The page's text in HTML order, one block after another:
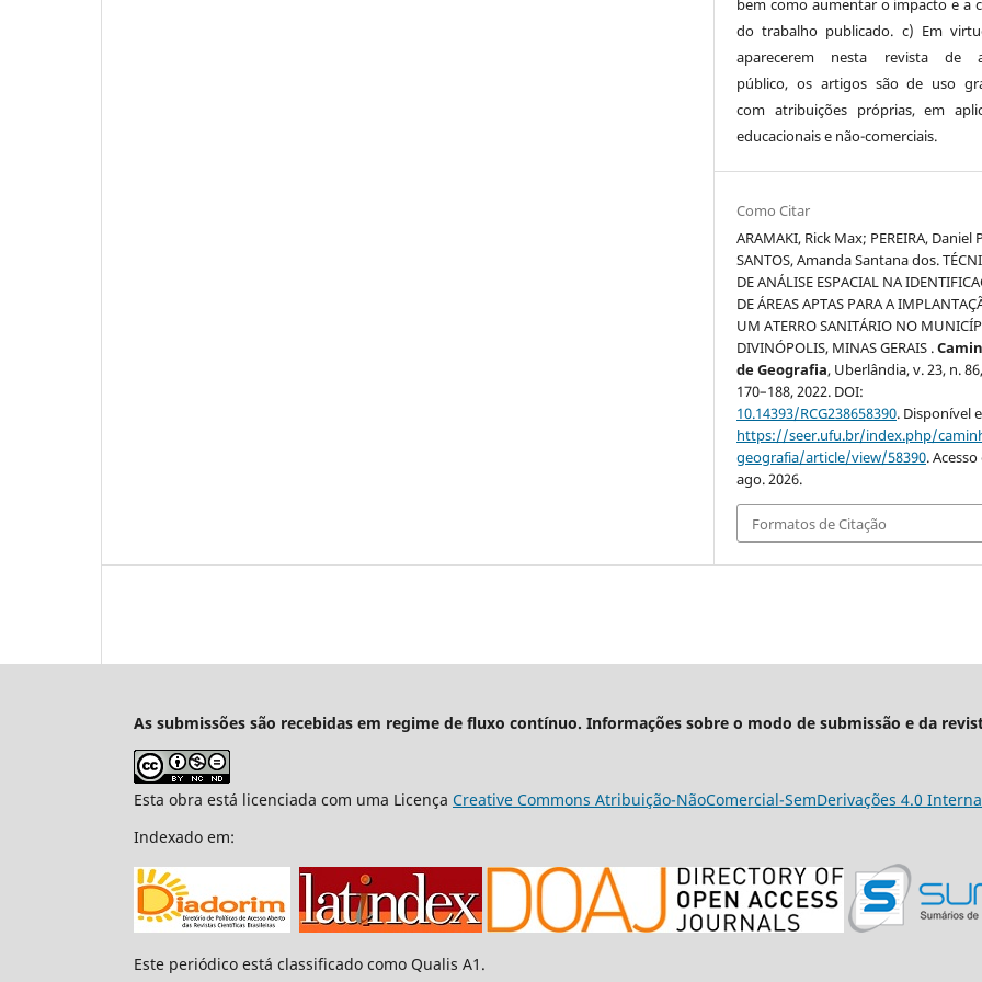
bem como aumentar o impacto e a
do trabalho publicado. c) Em
aparecerem nesta revista de
público, os artigos são de uso
com atribuições próprias, em
educacionais e não-comerciais.
Como Citar
ARAMAKI, Rick Max; PEREIRA, Daniel
SANTOS, Amanda Santana dos.
DE ANÁLISE ESPACIAL NA
DE ÁREAS APTAS PARA A
UM ATERRO SANITÁRIO NO
DIVINÓPOLIS, MINAS GERAIS .
de Geografia, Uberlândia, v. 23, n.
170–188, 2022. DOI:
10.14393/RCG238658390. Disponível
https://seer.ufu.br/index.php/
geografia/article/view/58390.
ago. 2026.
Formatos de Citação
As submissões são recebidas em regime de fluxo contínuo. Informações sobre o modo de submissão e da
Esta obra está licenciada com uma Licença Creative Commons Atribuição-NãoComercial-SemDerivações 4.0
Indexado em:
Este periódico está classificado como Qualis A1.